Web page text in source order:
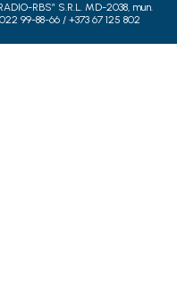
RBS” S.R.L. MD-2038, mun.
99-88-66 / +373 67 125 802